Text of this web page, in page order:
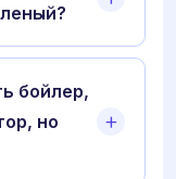
бойлер,
но